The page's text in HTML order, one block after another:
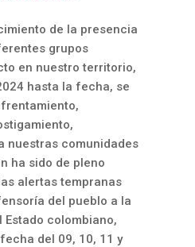
de la presencia
grupos
en nuestro territorio,
hasta la fecha, se
nuestras comunidades
ha sido de pleno
alertas tempranas
del pueblo a la
colombiano,
del 09, 10, 11 y